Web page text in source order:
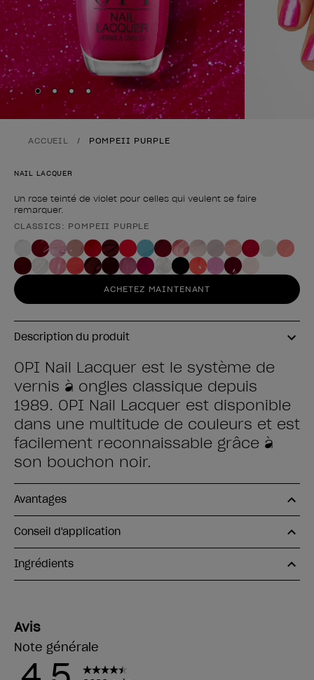
Skip to slide
Skip to slide2
Skip to slide3
Skip to slide4
ACCUEIL POMPEII PURPLE
NAIL LACQUER
Un rose teinté de violet pour celles qui veulent se faire
remarquer.
Forme du produit
CLASSICS: POMPEII PURPLE
ACHETEZ MAINTENANT
Description du produit
OPI Nail Lacquer est le système de
vernis à ongles classique depuis
1989. OPI Nail Lacquer est disponible
dans une multitude de couleurs et est
facilement reconnaissable grâce à
son bouchon noir.
Avantages
Conseil d'application
Ingrédients